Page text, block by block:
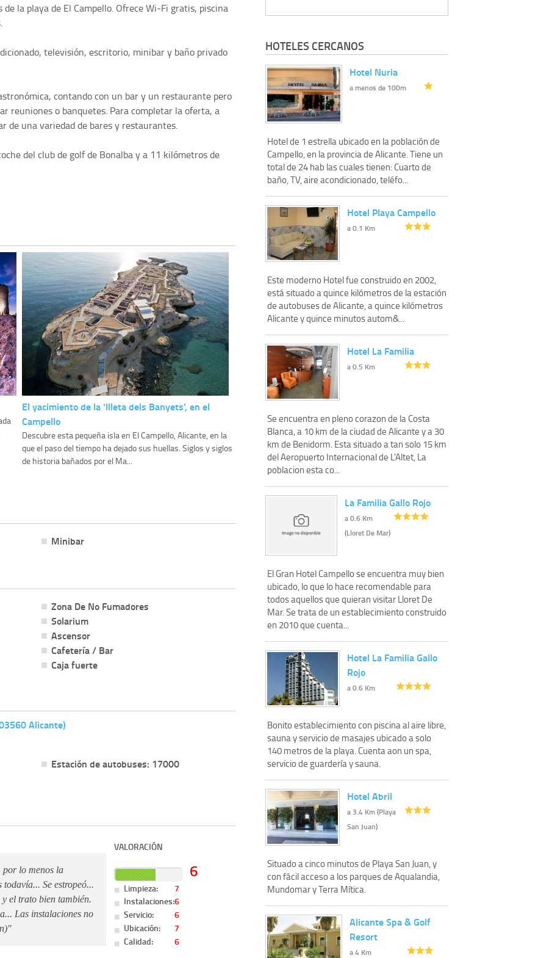
la playa de El Campello. Ofrece Wi-Fi gratis, piscina
televisión, escritorio, minibar y baño privado
contando con un bar y un restaurante pero
reuniones o banquetes. Para completar la oferta, a
de una variedad de bares y restaurantes.
del club de golf de Bonalba y a 11 kilómetros de
El yacimiento de la ‘Illeta dels Banyets’, en el
Campello
Descubre esta pequeña isla en El Campello, Alicante, en la
que el paso del tiempo ha dejado sus huellas. Siglos y siglos
de historia bañados por el Ma...
Minibar
Zona De No Fumadores
Solarium
Ascensor
Cafetería / Bar
Caja fuerte
Alicante)
Estación de autobuses: 17000
por lo menos la
Se estropeó...
el trato bien también.
Las instalaciones no
VALORACIÓN
6
Limpieza:
7
Instalaciones:6
Servicio:
6
Ubicación:
7
Calidad:
6
HOTELES CERCANOS
Hotel Nuria
a menos de 100m
Hotel de 1 estrella ubicado en la población de
Campello, en la provincia de Alicante. Tiene un
total de 24 hab las cuales tienen: Cuarto de
baño, TV, aire acondicionado, teléfo...
Hotel Playa Campello
a 0.1 Km
Este moderno Hotel fue construido en 2002,
está situado a quince kilómetros de la estación
de autobuses de Alicante, a quince kilómetros
Alicante y quince minutos autom&...
Hotel La Familia
a 0.5 Km
Se encuentra en pleno corazon de la Costa
Blanca, a 10 km de la ciudad de Alicante y a 30
km de Benidorm. Esta situado a tan solo 15 km
del Aeropuerto Internacional de L'Altet, La
poblacion esta co...
La Familia Gallo Rojo
a 0.6 Km
(Lloret De Mar)
El Gran Hotel Campello se encuentra muy bien
ubicado, lo que lo hace recomendable para
todos aquellos que quieran visitar Lloret De
Mar. Se trata de un establecimiento construido
en 2010 que cuenta...
Hotel La Familia Gallo
Rojo
a 0.6 Km
Bonito establecimiento con piscina al aire libre,
sauna y servicio de masajes ubicado a solo
140 metros de la playa. Cuenta aon un spa,
servicio de guardería y sauna.
Hotel Abril
a 3.4 Km (Playa
San Juan)
Situado a cinco minutos de Playa San Juan, y
con fácil acceso a los parques de Aqualandia,
Mundomar y Terra Mítica.
Alicante Spa & Golf
Resort
a 4 Km